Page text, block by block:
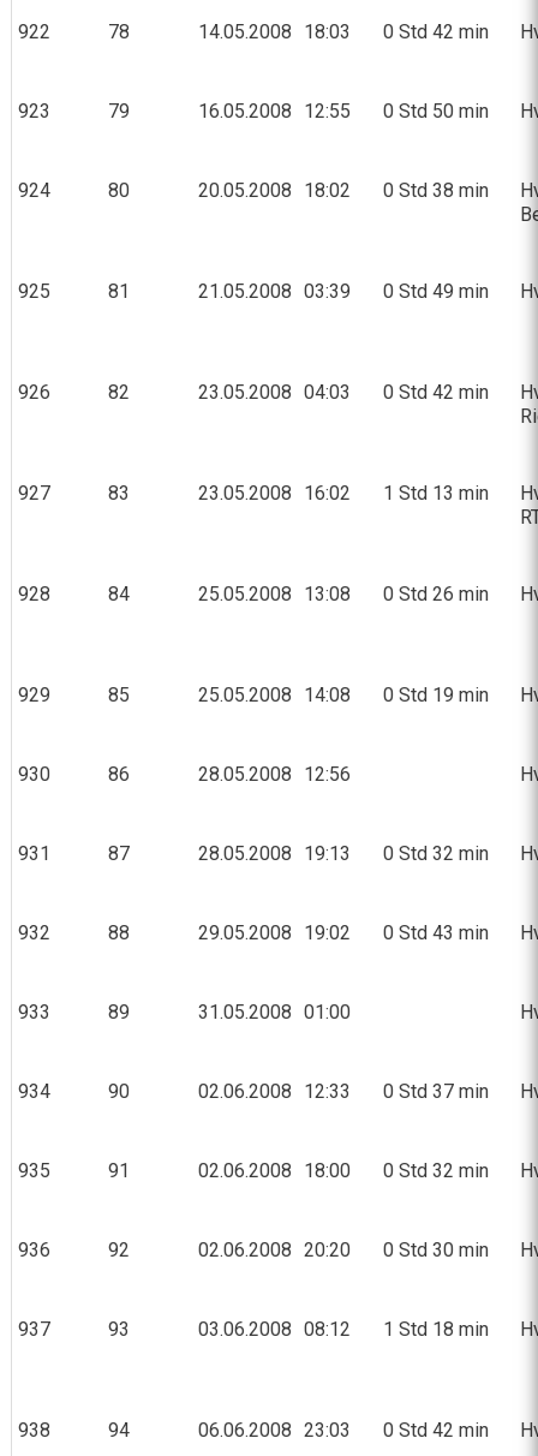
922 78 14.05.2008 18:03 0 Std 42 min
923 79 16.05.2008 12:55 0 Std 50 min
924 80 20.05.2008 18:02 0 Std 38 min
925 81 21.05.2008 03:39 0 Std 49 min
926 82 23.05.2008 04:03 0 Std 42 min
927 83 23.05.2008 16:02 1 Std 13 min
928 84 25.05.2008 13:08 0 Std 26 min
929 85 25.05.2008 14:08 0 Std 19 min
930 86 28.05.2008 12:56
931 87 28.05.2008 19:13 0 Std 32 min
932 88 29.05.2008 19:02 0 Std 43 min
933 89 31.05.2008 01:00
934 90 02.06.2008 12:33 0 Std 37 min
935 91 02.06.2008 18:00 0 Std 32 min
936 92 02.06.2008 20:20 0 Std 30 min
937 93 03.06.2008 08:12 1 Std 18 min
938 94 06.06.2008 23:03 0 Std 42 min